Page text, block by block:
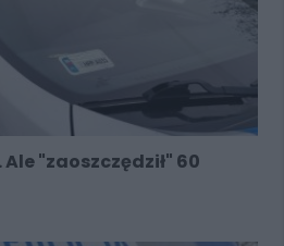
"zaoszczędził" 60